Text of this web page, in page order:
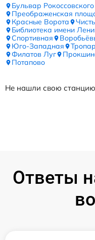
Бульвар Рокоссовского
Преображенская
Красные Ворота
Библиотека имени
Спортивная
Юго-Западная
Филатов Луг
Потапово
Не нашли свою
Ответы